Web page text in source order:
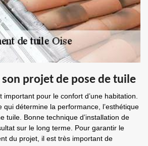
projet de pose de tuile
pour le confort d’une habitation.
qui détermine la performance, l’esthétique
tuile. Bonne technique d’installation de
sur le long terme. Pour garantir le
du projet, il est très important de